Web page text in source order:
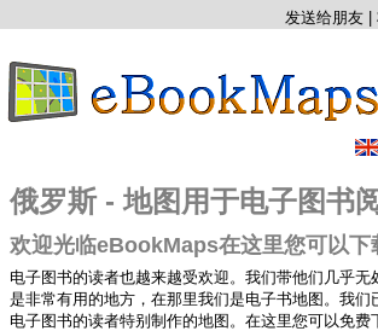
发送给朋友
俄罗斯 - 地图用于电子图书
欢迎光临eBookMaps在这里您可以下
电子图书的读者也越来越受欢迎。我们带他们几乎无
是非常有用的地方，在那里我们是电子书地图。我们
电子图书的读者特别制作的地图。在这里您可以免费